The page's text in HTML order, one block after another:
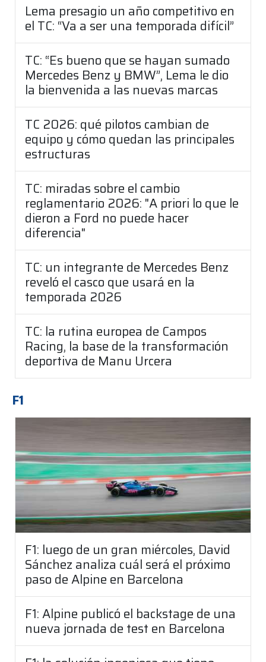
Lema presagio un año competitivo en
el TC: “Va a ser una temporada difícil”
TC: “Es bueno que se hayan sumado
Mercedes Benz y BMW”, Lema le dio
la bienvenida a las nuevas marcas
TC 2026: qué pilotos cambian de
equipo y cómo quedan las principales
estructuras
TC: miradas sobre el cambio
reglamentario 2026: "A priori lo que le
dieron a Ford no puede hacer
diferencia"
TC: un integrante de Mercedes Benz
reveló el casco que usará en la
temporada 2026
TC: la rutina europea de Campos
Racing, la base de la transformación
deportiva de Manu Urcera
F1
F1: luego de un gran miércoles, David
Sánchez analiza cuál será el próximo
paso de Alpine en Barcelona
F1: Alpine publicó el backstage de una
nueva jornada de test en Barcelona